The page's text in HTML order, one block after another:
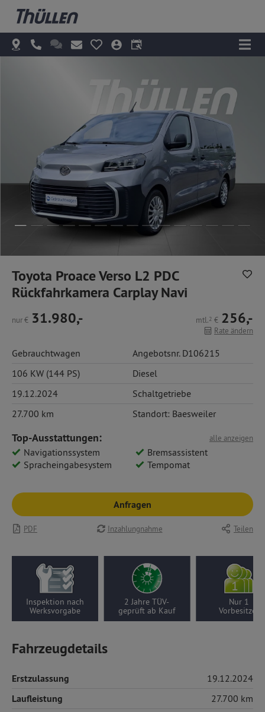
Toyota Proace Verso L2 PDC
Rückfahrkamera Carplay Navi
nur€ 31.980,- mtl.2 € 256,-
Rate ändern
Gebrauchtwagen
Angebotsnr. D106215
106 KW (144 PS)
Diesel
19.12.2024
Schaltgetriebe
27.700 km
Standort: Baesweiler
alle anzeigen
Top-Ausstattungen:
Navigationssystem
Bremsassistent
Spracheingabesystem
Tempomat
Anfragen
PDF Inzahlungnahme Teilen
Inspektion nach
Werksvorgabe
2 Jahre TÜV-
geprüft ab Kauf
Nur 1
Vorbesitzer
Fahrzeugdetails
Erstzulassung 19.12.2024
Laufleistung 27.700 km